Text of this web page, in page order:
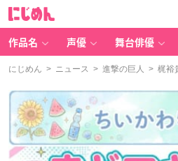
作品名 声優 舞台俳優
にじめん > ニュース > 進撃の巨人 > 梶裕